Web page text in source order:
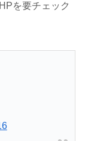
を要チェック